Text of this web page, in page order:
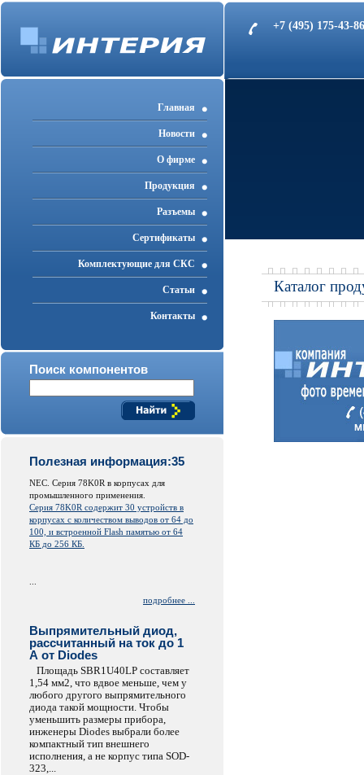
+7 (495) 175-43-
Главная
Новости
О фирме
Продукция
Разъемы
Cертификаты
Комплектующие для СКС
Статьи
Контакты
Поиск компонентов
Полезная информация:35
NEC. Серия 78K0R в корпусах для
промышленного применения.
Серия 78K0R содержит 30 устройств в
корпусах с количеством выводов от 64 до
100, и встроенной Flash памятью от 64
КБ до 256 КБ.
подробнее ...
Выпрямительный диод,
рассчитанный на ток до 1
А от Diodes
Площадь SBR1U40LP составляет
1,54 мм2, что вдвое меньше, чем у
любого другого выпрямительного
диода такой мощности. Чтобы
уменьшить размеры прибора,
инженеры Diodes выбрали более
компактный тип внешнего
исполнения, а не корпус типа SOD-
323,...
Каталог